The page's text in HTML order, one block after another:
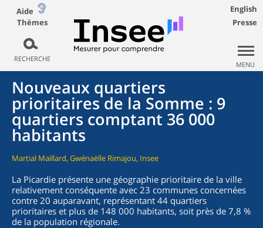
Aide
Thèmes
RECHERCHE
English
Presse
MENU
Nouveaux quartiers
prioritaires de la Somme : 9
quartiers comptant 36 000
habitants
Martial Maillard, Gwénaëlle Rimajou, Insee
La Picardie présente une géographie prioritaire de la ville
relativement conséquente avec 23 communes concernées
contre 20 auparavant, représentant 44 quartiers
prioritaires et plus de 148 000 habitants, soit près de 7,8 %
de la population régionale.